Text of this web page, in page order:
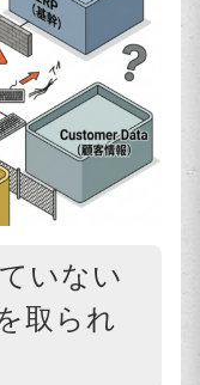
いない
取られ